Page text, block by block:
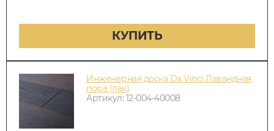
КУПИТЬ
Инженерная доска Da Vinci Лавандная
пора (лак)
Артикул: 12-004-40008